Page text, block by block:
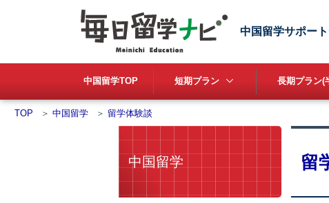
中国留学サポー
中国留学TOP 短期プラン 長期プラン(
TOP ＞ 中国留学 ＞ 留学体験談
中国留学 留